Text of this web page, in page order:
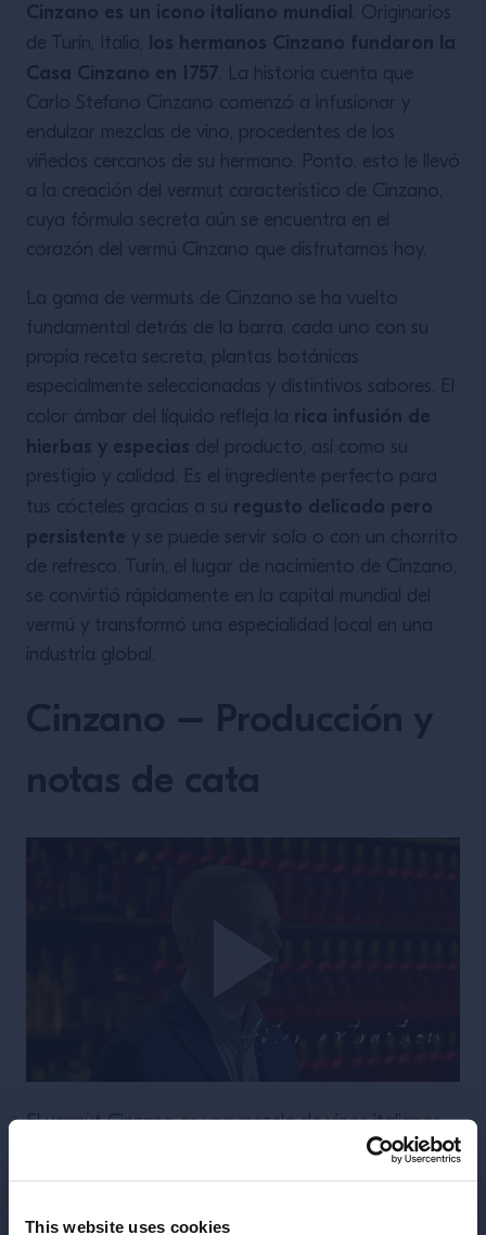
This website uses cookies
Cinzano es un icono italiano mundial . Originarios
de Turín, Italia, los hermanos Cinzano fundaron la
Casa Cinzano en 1757. La historia cuenta que
Carlo Stefano Cinzano comenzó a infusionar y
endulzar mezclas de vino, procedentes de los
viñedos cercanos de su hermano. Ponto, esto le llevó
a la creación del vermut característico de Cinzano,
cuya fórmula secreta aún se encuentra en el
corazón del vermú Cinzano que disfrutamos hoy.
La gama de vermuts de Cinzano se ha vuelto
fundamental detrás de la barra, cada uno con su
propia receta secreta, plantas botánicas
especialmente seleccionadas y distintivos sabores. El
color ámbar del líquido refleja la rica infusión de
hierbas y especias del producto, así como su
prestigio y calidad. Es el ingrediente perfecto para
tus cócteles gracias a su regusto delicado pero
persistente y se puede servir solo o con un chorrito
de refresco. Turín, el lugar de nacimiento de Cinzano,
se convirtió rápidamente en la capital mundial del
vermú y transformó una especialidad local en una
industria global.
Cinzano – Producción y
notas de cata
El vermut Cinzano es una mezcla de vinos italianos
, endulzado, aromatizado y fortificado
con una infusión alcohólica compuesta de varios